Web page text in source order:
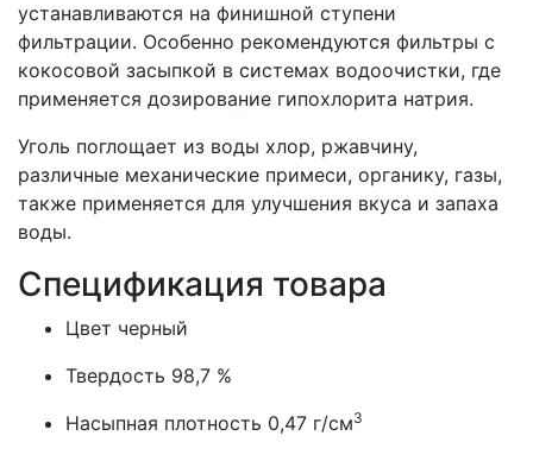
устанавливаются на финишной ступени
фильтрации. Особенно рекомендуются фильтры с
кокосовой засыпкой в системах водоочистки, где
применяется дозирование гипохлорита натрия.
Уголь поглощает из воды хлор, ржавчину,
различные механические примеси, органику, газы,
также применяется для улучшения вкуса и запаха
воды.
Спецификация товара
Цвет черный
Твердость 98,7 %
Насыпная плотность 0,47 г/см3